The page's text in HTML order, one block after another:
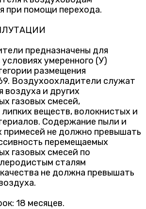
при помощи перехода.
предназначены для
умеренного (У)
размещения
Воздухоохладители служат
воздуха и других
газовых смесей,
веществ, волокнистых и
Cодержание пыли и
примесей не должно превышать
перемещаемых
газовых смесей по
сталям
не должна превышать
18 месяцев.